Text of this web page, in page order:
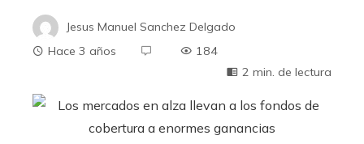
Jesus Manuel Sanchez Delgado
Hace 3 años
184
2 min. de lectura